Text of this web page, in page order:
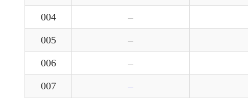
004 –
005 –
006 –
007 –